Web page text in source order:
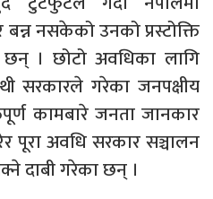
नसकेको उनको प्रस्टोक्ति
छन् । छोटो अवधिका लागि
सरकारले गरेका जनपक्षीय
कामबारे जनता जानकार
पूरा अवधि सरकार सञ्चालन
दाबी गरेका छन् ।